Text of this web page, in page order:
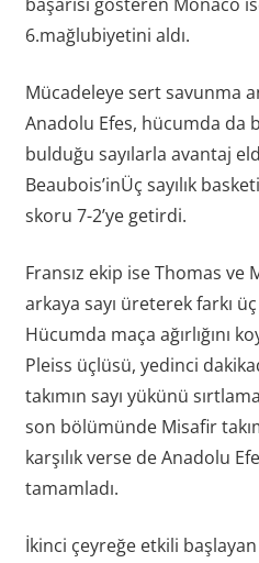
6.mağlubiyetini aldı.
Mücadeleye sert savunma
Anadolu Efes, hücumda da
bulduğu sayılarla avantaj
Beaubois’inÜç sayılık
skoru 7-2’ye getirdi.
Fransız ekip ise Thomas
arkaya sayı üreterek farkı
Hücumda maça ağırlığını
Pleiss üçlüsü, yedinci
takımın sayı yükünü
son bölümünde Misafir
karşılık verse de Anadolu
tamamladı.
İkinci çeyreğe etkili